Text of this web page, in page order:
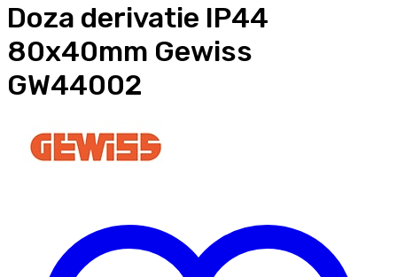
Doza derivatie IP44
80x40mm Gewiss
GW44002